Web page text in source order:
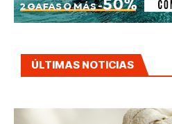
ÚLTIMAS NOTICIAS